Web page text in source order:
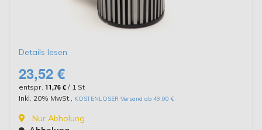
Details lesen
23,52 €
entspr. 11,76 € / 1 St
Inkl. 20% MwSt.
KOSTENLOSER Versand ab 49,00 €
Nur Abholung